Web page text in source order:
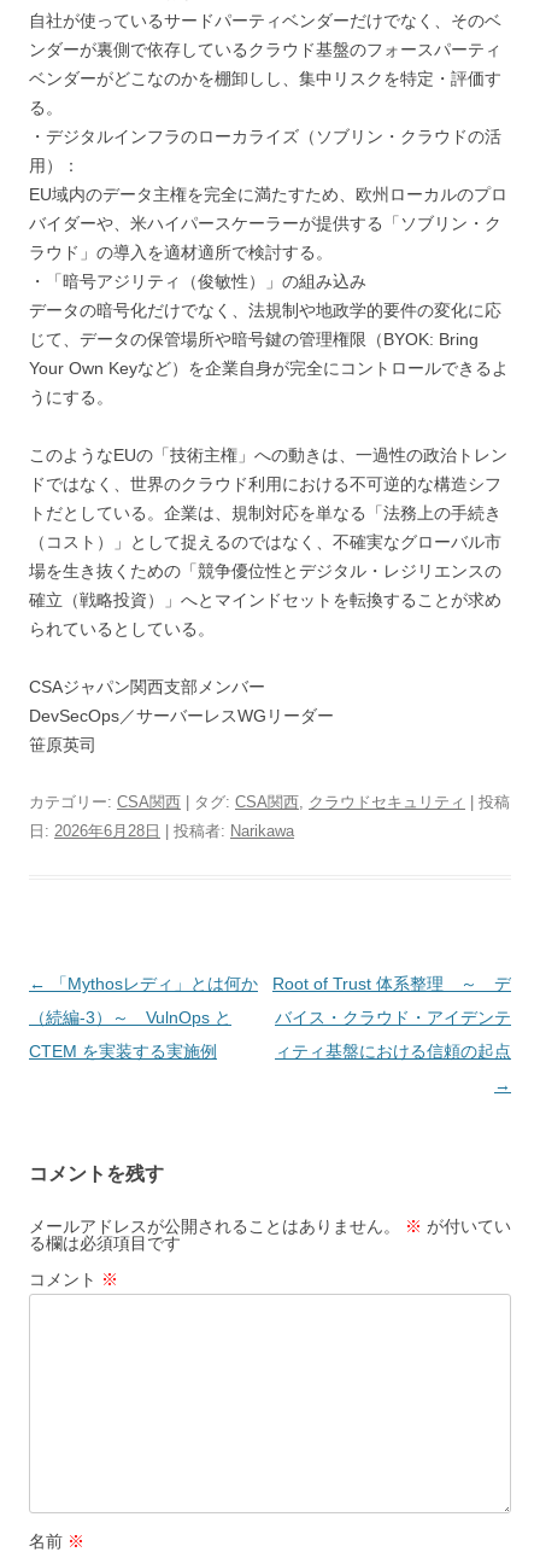
自社が使っているサードパーティベンダーだけでなく、そのベ
ンダーが裏側で依存しているクラウド基盤のフォースパーティ
ベンダーがどこなのかを棚卸しし、集中リスクを特定・評価す
る。
・デジタルインフラのローカライズ（ソブリン・クラウドの活
用）：
EU域内のデータ主権を完全に満たすため、欧州ローカルのプロ
バイダーや、米ハイパースケーラーが提供する「ソブリン・ク
ラウド」の導入を適材適所で検討する。
・「暗号アジリティ（俊敏性）」の組み込み
データの暗号化だけでなく、法規制や地政学的要件の変化に応
じて、データの保管場所や暗号鍵の管理権限（BYOK: Bring
Your Own Keyなど）を企業自身が完全にコントロールできるよ
うにする。
このようなEUの「技術主権」への動きは、一過性の政治トレン
ドではなく、世界のクラウド利用における不可逆的な構造シフ
トだとしている。企業は、規制対応を単なる「法務上の手続き
（コスト）」として捉えるのではなく、不確実なグローバル市
場を生き抜くための「競争優位性とデジタル・レジリエンスの
確立（戦略投資）」へとマインドセットを転換することが求め
られているとしている。
CSAジャパン関西支部メンバー
DevSecOps／サーバーレスWGリーダー
笹原英司
カテゴリー: CSA関西 | タグ: CSA関西 クラウドセキュリティ | 投稿
日: 2026年6月28日 | 投稿者: Narikawa
投稿ナビゲーション
←
「Mythosレディ」とは何か
（続編-3）～ VulnOps と
CTEM を実装する実施例
Root of Trust 体系整理 ～ デ
バイス・クラウド・アイデンテ
ィティ基盤における信頼の起点
→
コメントを残す
メールアドレスが公開されることはありません。 ※ が付いてい
る欄は必須項目です
コメント ※
名前 ※